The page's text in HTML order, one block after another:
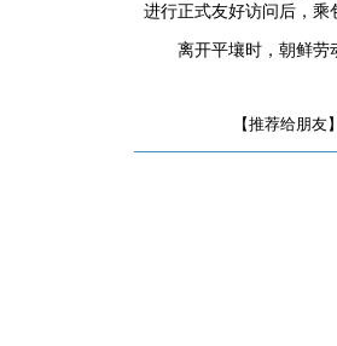
进行正式友好访问后，乘
离开平壤时，朝鲜劳
【推荐给朋友】